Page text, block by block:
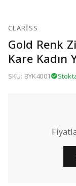
CLARISS
Gold Renk
Kare Kadın
SKU: BYK4001